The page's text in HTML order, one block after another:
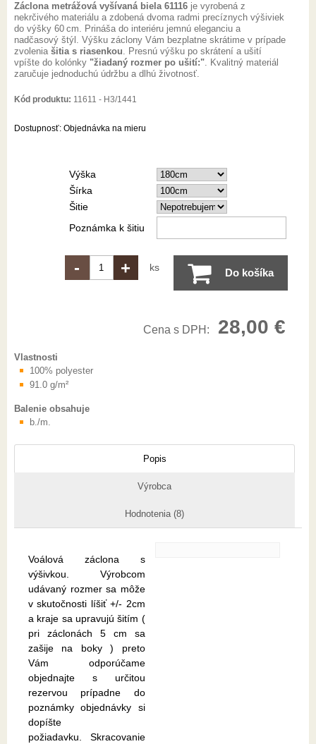
Záclona metrážová vyšívaná biela 61116 je vyrobená z
nekrčivého materiálu a zdobená dvoma radmi precíznych výšiviek
do výšky 60 cm. Prináša do interiéru jemnú eleganciu a
nadčasový štýl. Výšku záclony Vám bezplatne skrátime v prípade
zvolenia šitia s riasenkou. Presnú výšku po skrátení a ušití
vpíšte do kolónky "žiadaný rozmer po ušití:". Kvalitný materiál
zaručuje jednoduchú údržbu a dlhú životnosť.
Kód produktu: 11611 - H3/1441
Dostupnosť: Objednávka na mieru
Výška
Šírka
Šitie
Poznámka k šitiu
- + ks Do košíka
Cena s DPH: 28,00 €
Vlastnosti
100% polyester
91.0 g/m²
Balenie obsahuje
b./m.
Popis
Výrobca
Hodnotenia (8)
Voálová záclona s
výšivkou. Výrobcom
udávaný rozmer sa môže
v skutočnosti líšiť +/- 2cm
a kraje sa upravujú šitím (
pri záclonách 5 cm sa
zašije na boky ) preto
Vám odporúčame
objednajte s určitou
rezervou prípadne do
poznámky objednávky si
dopíšte
požiadavku. Skracovanie